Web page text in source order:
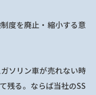
度を廃止・縮小する意
ソリン車が売れない時
残る。ならば当社のSS